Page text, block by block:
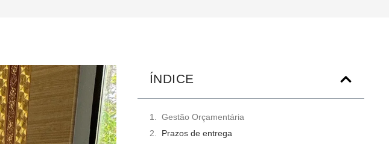
ÍNDICE
Gestão Orçamentária
Prazos de entrega